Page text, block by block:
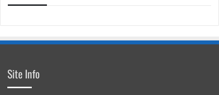
Site Info